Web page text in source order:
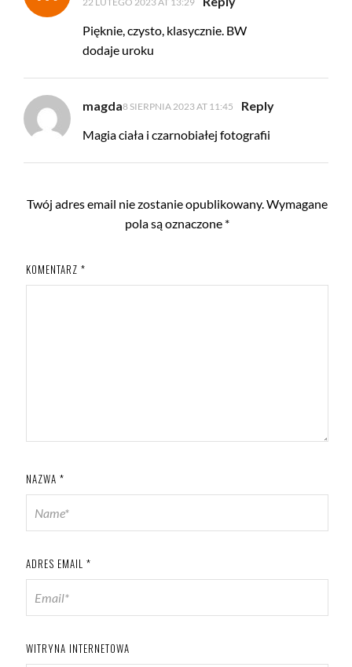
Pięknie, czysto, klasycznie. BW
dodaje uroku
magda8 SIERPNIA 2023 AT 11:45
Reply
Magia ciała i czarnobiałej fotografii
Twój adres email nie zostanie opublikowany.Wymagane
pola są oznaczone *
KOMENTARZ *
NAZWA *
ADRES EMAIL *
WITRYNA INTERNETOWA